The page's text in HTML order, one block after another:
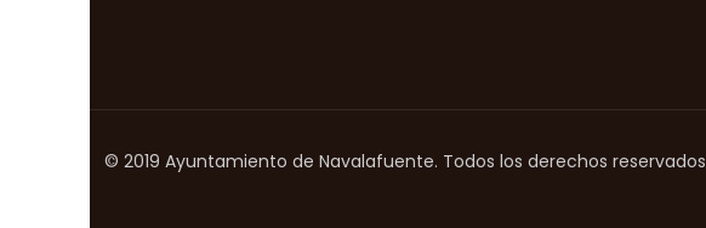
© 2019 Ayuntamiento de Navalafuente. Todos los derechos reservados